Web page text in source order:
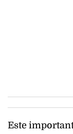
Este